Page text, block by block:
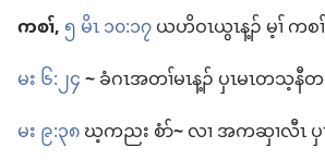
ကစၢ်,၅ မိၤ ၁၀:၁၇ယဟိဝၤ​ယွၤ​န့ၣ်​ မ့ၢ် က
မး ၆:၂၄~ခံဂၤ​အ​တၢ်မၤ​န့ၣ်​ ပှၤ​မၤ​တ​သ့​နီ​
မး ၉:၃၈ဃ့ကညး စံာ်~လၢ အ​က​ဆှၢလီၤ ပှ